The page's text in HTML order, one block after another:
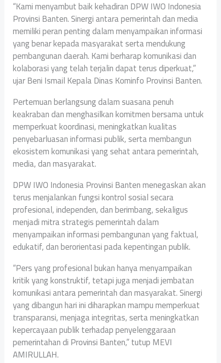
“Kami menyambut baik kehadiran DPW IWO Indonesia
Provinsi Banten. Sinergi antara pemerintah dan media
memiliki peran penting dalam menyampaikan informasi
yang benar kepada masyarakat serta mendukung
pembangunan daerah. Kami berharap komunikasi dan
kolaborasi yang telah terjalin dapat terus diperkuat,”
ujar Beni Ismail Kepala Dinas Kominfo Provinsi Banten.
Pertemuan berlangsung dalam suasana penuh
keakraban dan menghasilkan komitmen bersama untuk
memperkuat koordinasi, meningkatkan kualitas
penyebarluasan informasi publik, serta membangun
ekosistem komunikasi yang sehat antara pemerintah,
media, dan masyarakat.
DPW IWO Indonesia Provinsi Banten menegaskan akan
terus menjalankan fungsi kontrol sosial secara
profesional, independen, dan berimbang, sekaligus
menjadi mitra strategis pemerintah dalam
menyampaikan informasi pembangunan yang faktual,
edukatif, dan berorientasi pada kepentingan publik.
“Pers yang profesional bukan hanya menyampaikan
kritik yang konstruktif, tetapi juga menjadi jembatan
komunikasi antara pemerintah dan masyarakat. Sinergi
yang dibangun hari ini diharapkan mampu memperkuat
transparansi, menjaga integritas, serta meningkatkan
kepercayaan publik terhadap penyelenggaraan
pemerintahan di Provinsi Banten,” tutup MEVI
AMIRULLAH.